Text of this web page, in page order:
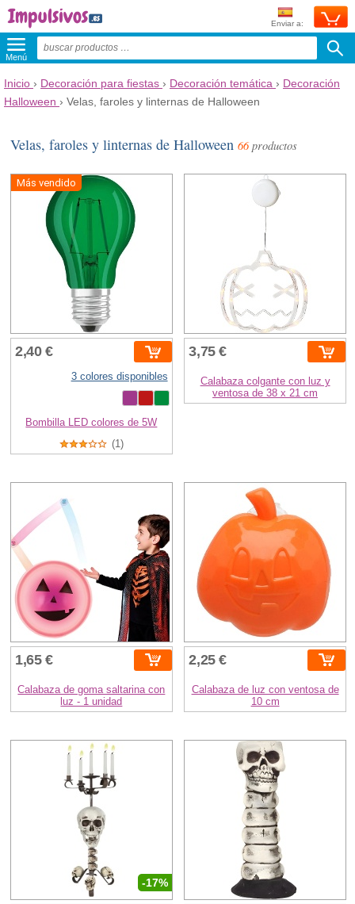
Enviar a:
Menú
Inicio › Decoración para fiestas › Decoración temática › Decoración
Halloween › Velas, faroles y linternas de Halloween
Velas, faroles y linternas de Halloween66productos
Más vendido
2,40 €
3 colores disponibles
Bombilla LED colores de 5W
(1)
3,75 €
Calabaza colgante con luz y
ventosa de 38 x 21 cm
1,65 €
Calabaza de goma saltarina con
luz - 1 unidad
2,25 €
Calabaza de luz con ventosa de
10 cm
-17%